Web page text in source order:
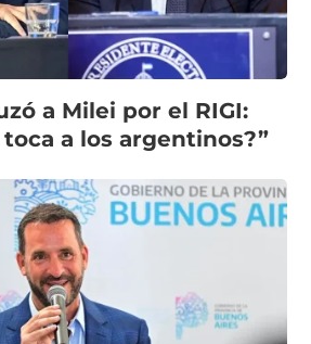
a Milei por el RIGI:
toca a los argentinos?”